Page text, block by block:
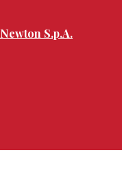
Newton S.p.A.